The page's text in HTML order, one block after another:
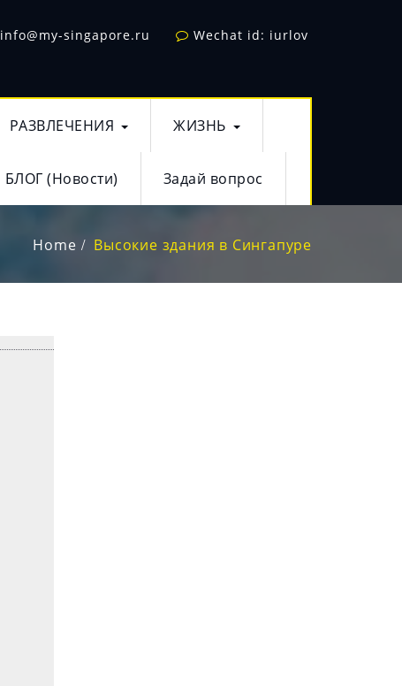
info@my-singapore.ru Wechat id: iurlov
РАЗВЛЕЧЕНИЯ ЖИЗНЬ
БЛОГ (Новости) Задай вопрос
Home Высокие здания в Сингапуре